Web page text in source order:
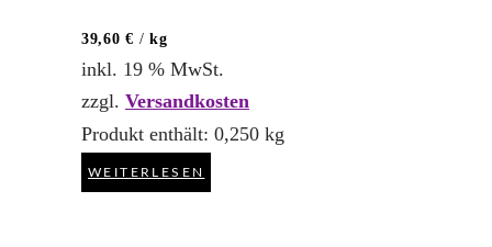
39,60€ /kg
inkl. 19 % MwSt.
zzgl. Versandkosten
Produkt enthält: 0,250 kg
WEITERLESEN